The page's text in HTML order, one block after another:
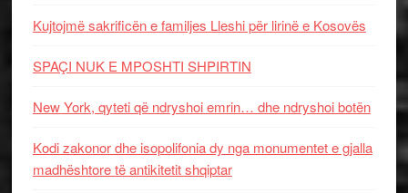
Kujtojmë sakrificën e familjes Lleshi për lirinë e Kosovës
SPAÇI NUK E MPOSHTI SHPIRTIN
New York, qyteti që ndryshoi emrin… dhe ndryshoi botën
Kodi zakonor dhe isopolifonia dy nga monumentet e gjalla
madhështore të antikitetit shqiptar